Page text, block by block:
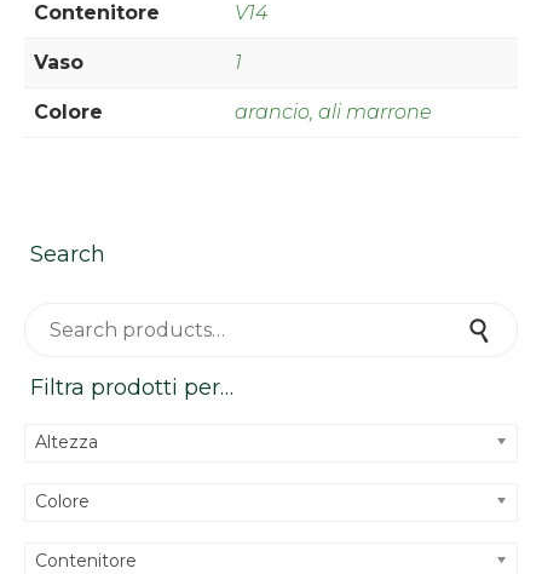
Contenitore V14
Vaso 1
Colore arancio, ali marrone
Search
Filtra prodotti per…
Altezza
Colore
Contenitore